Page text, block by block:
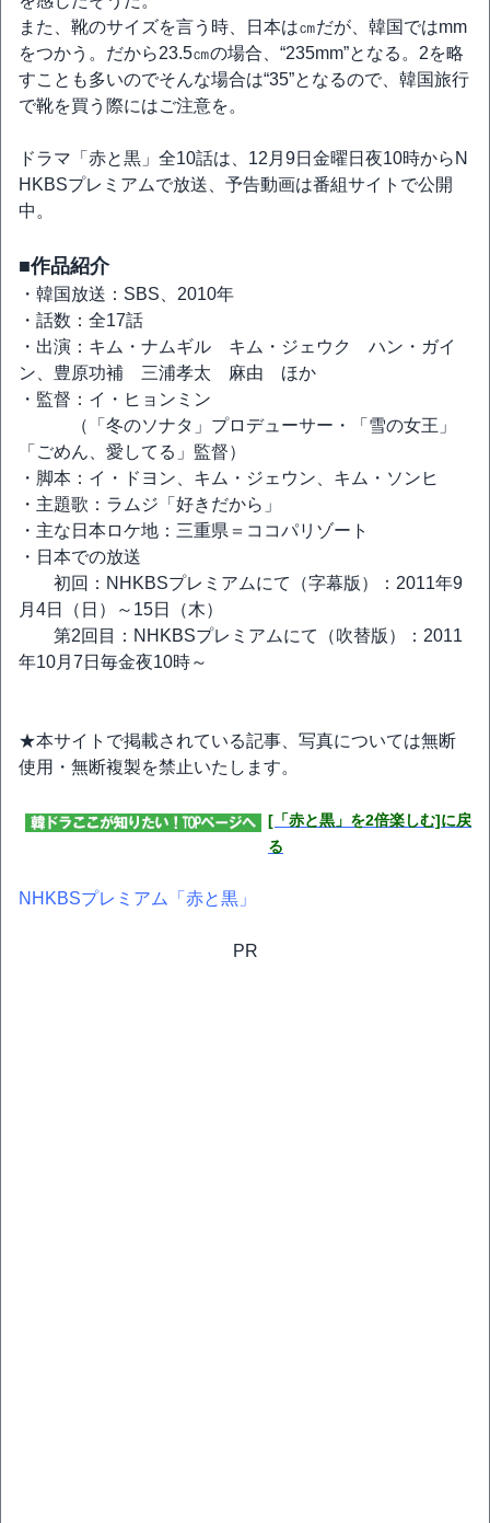
また、靴のサイズを言う時、日本は㎝だが、韓国ではmm
をつかう。だから23.5㎝の場合、“235mm”となる。2を略
すことも多いのでそんな場合は“35”となるので、韓国旅行
で靴を買う際にはご注意を。
ドラマ「赤と黒」全10話は、12月9日金曜日夜10時からN
HKBSプレミアムで放送、予告動画は番組サイトで公開
中。
■作品紹介
・韓国放送：SBS、2010年
・話数：全17話
・出演：キム・ナムギル キム・ジェウク ハン・ガイ
ン、豊原功補 三浦孝太 麻由 ほか
・監督：イ・ヒョンミン
（「冬のソナタ」プロデューサー・「雪の女王」
「ごめん、愛してる」監督）
・脚本：イ・ドヨン、キム・ジェウン、キム・ソンヒ
・主題歌：ラムジ「好きだから」
・主な日本ロケ地：三重県＝ココパリゾート
・日本での放送
初回：NHKBSプレミアムにて（字幕版）：2011年9
月4日（日）～15日（木）
第2回目：NHKBSプレミアムにて（吹替版）：2011
年10月7日毎金夜10時～
★本サイトで掲載されている記事、写真については無断
使用・無断複製を禁止いたします。
[「赤と黒」を2倍楽しむ]に戻
る
NHKBSプレミアム「赤と黒」
PR